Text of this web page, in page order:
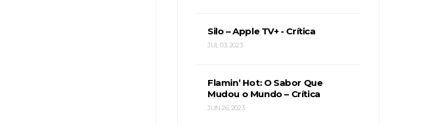
Silo – Apple TV+ - Crítica
JUL 03, 2023
Flamin’ Hot: O Sabor Que
Mudou o Mundo – Crítica
JUN 26, 2023